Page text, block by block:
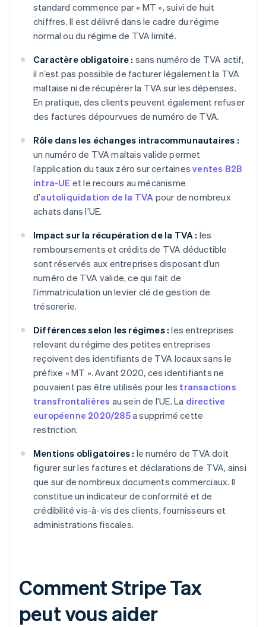
standard commence par « MT », suivi de huit
chiffres. Il est délivré dans le cadre du régime
normal ou du régime de TVA limité.
Caractère obligatoire : sans numéro de TVA actif,
il n’est pas possible de facturer légalement la TVA
maltaise ni de récupérer la TVA sur les dépenses.
En pratique, des clients peuvent également refuser
des factures dépourvues de numéro de TVA.
Rôle dans les échanges intracommunautaires :
un numéro de TVA maltais valide permet
l’application du taux zéro sur certainesventes B2B
intra-UE et le recours au mécanisme
d’autoliquidation de la TVA pour de nombreux
achats dans l’UE.
Impact sur la récupération de la TVA : les
remboursements et crédits de TVA déductible
sont réservés aux entreprises disposant d’un
numéro de TVA valide, ce qui fait de
l’immatriculation un levier clé de gestion de
trésorerie.
Différences selon les régimes : les entreprises
relevant du régime des petites entreprises
reçoivent des identifiants de TVA locaux sans le
préfixe « MT ». Avant 2020, ces identifiants ne
pouvaient pas être utilisés pour les transactions
transfrontalières au sein de l’UE. La directive
européenne 2020/285a supprimé cette
restriction.
Mentions obligatoires : le numéro de TVA doit
figurer sur les factures et déclarations de TVA, ainsi
que sur de nombreux documents commerciaux. Il
constitue un indicateur de conformité et de
crédibilité vis-à-vis des clients, fournisseurs et
administrations fiscales.
Comment Stripe Tax
peut vous aider